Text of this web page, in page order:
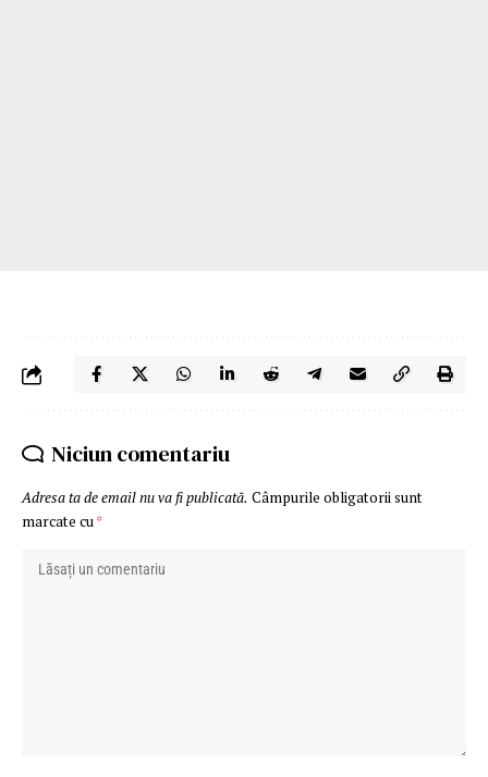
Niciun comentariu
Adresa ta de email nu va fi publicată. Câmpurile obligatorii sunt
marcate cu *